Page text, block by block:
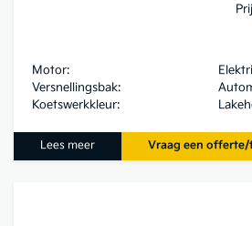
Motor:
Versnellingsbak:
Koetswerkkleur:
Lees meer Vraag een offerte/